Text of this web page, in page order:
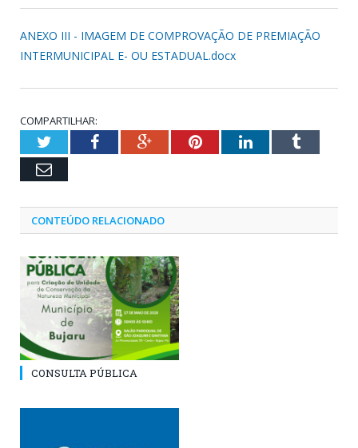
ANEXO III - IMAGEM DE COMPROVAÇÃO DE PREMIAÇÃO
INTERMUNICIPAL E- OU ESTADUAL.docx
COMPARTILHAR:
TwitterFacebookGoogle+PinterestLinkedInTumblr
Email
CONTEÚDO RELACIONADO
CONSULTA PÚBLICA